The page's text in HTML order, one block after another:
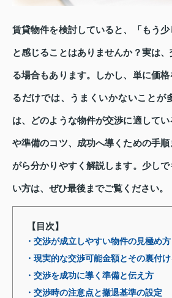
賃貸物件を検討していると、「もう
と感じることはありませんか？実は
る場合もあります。しかし、単に価格
るだけでは、うまくいかないことが
は、どのような物件が交渉に適して
や準備のコツ、成功へ導くための手
がら分かりやすく解説します。少し
い方は、ぜひ最後までご覧ください。
【目次】
・交渉が成立しやすい物件の見極め方
・現実的な交渉可能金額とその裏付
・交渉を成功に導く準備と伝え方
・交渉時の注意点と撤退基準の設定